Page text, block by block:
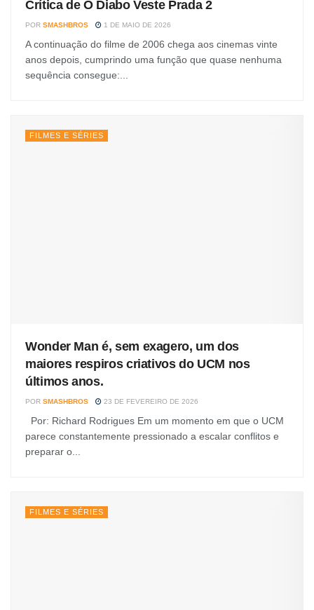
Crítica de O Diabo Veste Prada 2
POR SMASHBROS 1 DE MAIO DE 2026
A continuação do filme de 2006 chega aos cinemas vinte
anos depois, cumprindo uma função que quase nenhuma
sequência consegue:...
FILMES E SÉRIES
Wonder Man é, sem exagero, um dos
maiores respiros criativos do UCM nos
últimos anos.
POR SMASHBROS 23 DE FEVEREIRO DE 2026
Por: Richard Rodrigues Em um momento em que o UCM
parece constantemente pressionado a escalar conflitos e
preparar o...
FILMES E SÉRIES